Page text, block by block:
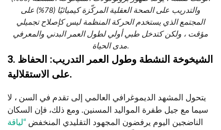
والتدريب على الصحة العقلية المركّزة كيميائيًا (78%) على
المجتمع الذي يستخدم الحركة المنظمة ليس كإصلاح تجميلي
مؤقت ، ولكن كتدخل طبي أولي لطول العمر البدني والمعرفي
مدى الحياة.
3. الشيخوخة النشطة وطول العمر التدريب: الحفاظ
على الاستقلالية.
يتحول المشهد الديموغرافي العالمي إلى تقدم في السن ، لا
سيما مع جيل طفرة المواليد المسنين. ومع ذلك، فإن السكان
الناضجين اليوم يرفضون المجهود التقليدي المنخفض “لياقة